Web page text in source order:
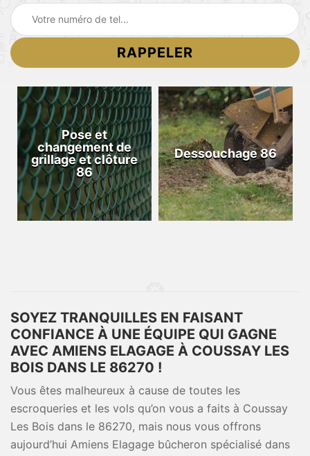
Pose et
changement de
grillage et clôture
86
Dessouchage 86
SOYEZ TRANQUILLES EN FAISANT
CONFIANCE À UNE ÉQUIPE QUI GAGNE
AVEC AMIENS ELAGAGE À COUSSAY LES
BOIS DANS LE 86270 !
Vous êtes malheureux à cause de toutes les
escroqueries et les vols qu’on vous a faits à Coussay
Les Bois dans le 86270, mais nous vous offrons
aujourd’hui Amiens Elagage bûcheron spécialisé dans